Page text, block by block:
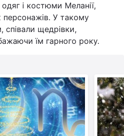
і костюми Меланії,
персонажів. У такому
співали щедрівки,
їм гарного року.